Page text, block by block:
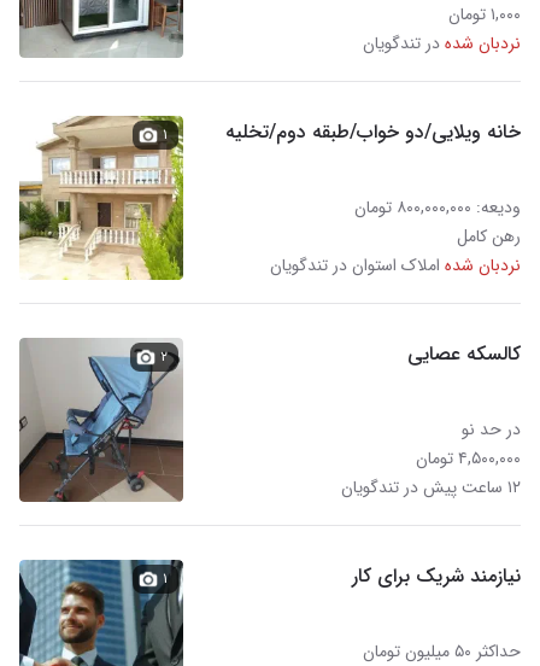
۱,۰۰۰ تومان
نردبان شدهدر تندگویان
خانه ویلایی/دو خواب/طبقه دوم/تخلیه
ودیعه: ۸۰۰,۰۰۰,۰۰۰ تومان
رهن کامل
نردبان شده املاک استوان در تندگویان
۱
کالسکه عصایی
در حد نو
۴,۵۰۰,۰۰۰ تومان
۱۲ ساعت پیش در تندگویان
۲
نیازمند شریک برای کار
حداکثر ۵۰ میلیون تومان
۱